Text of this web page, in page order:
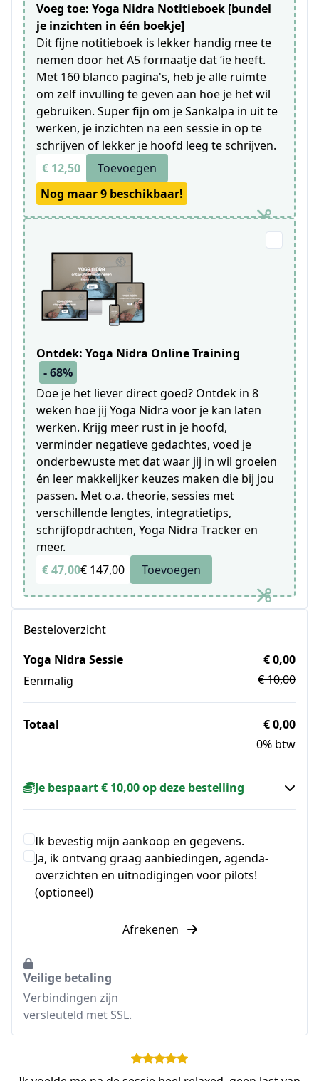
Voeg toe: Yoga Nidra Notitieboek [bundel
je inzichten in één boekje]
Dit fijne notitieboek is lekker handig mee te
nemen door het A5 formaatje dat ‘ie heeft.
Met 160 blanco pagina's, heb je alle ruimte
om zelf invulling te geven aan hoe je het wil
gebruiken. Super fijn om je Sankalpa in uit te
werken, je inzichten na een sessie in op te
schrijven of lekker je hoofd leeg te schrijven.
€ 12,50
Toevoegen
Nog maar 9 beschikbaar!
Ontdek: Yoga Nidra Online Training
- 68%
Doe je het liever direct goed? Ontdek in 8
weken hoe jij Yoga Nidra voor je kan laten
werken. Krijg meer rust in je hoofd,
verminder negatieve gedachtes, voed je
onderbewuste met dat waar jij in wil groeien
én leer makkelijker keuzes maken die bij jou
passen. Met o.a. theorie, sessies met
verschillende lengtes, integratietips,
schrijfopdrachten, Yoga Nidra Tracker en
meer.
€ 47,00€ 147,00 Toevoegen
Besteloverzicht
Yoga Nidra Sessie
Eenmalig
€ 0,00
€ 10,00
Totaal
€ 0,00
0% btw
Je bespaart € 10,00 op deze bestelling
Ik bevestig mijn aankoop en gegevens.
Ja, ik ontvang graag aanbiedingen, agenda-
overzichten en uitnodigingen voor pilots!
(optioneel)
Afrekenen
Veilige betaling
Verbindingen zijn
versleuteld met SSL.